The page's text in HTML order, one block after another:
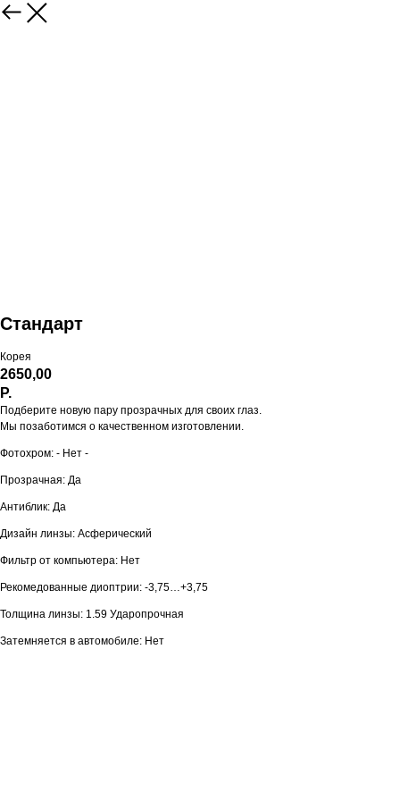
Стандарт
Корея
2650,00
Р.
Подберите новую пару прозрачных для своих глаз.
Мы позаботимся о качественном изготовлении.
Фотохром: - Нет -
Прозрачная: Да
Антиблик: Да
Дизайн линзы: Асферический
Фильтр от компьютера: Нет
Рекомедованные диоптрии: -3,75…+3,75
Толщина линзы: 1.59 Ударопрочная
Затемняется в автомобиле: Нет